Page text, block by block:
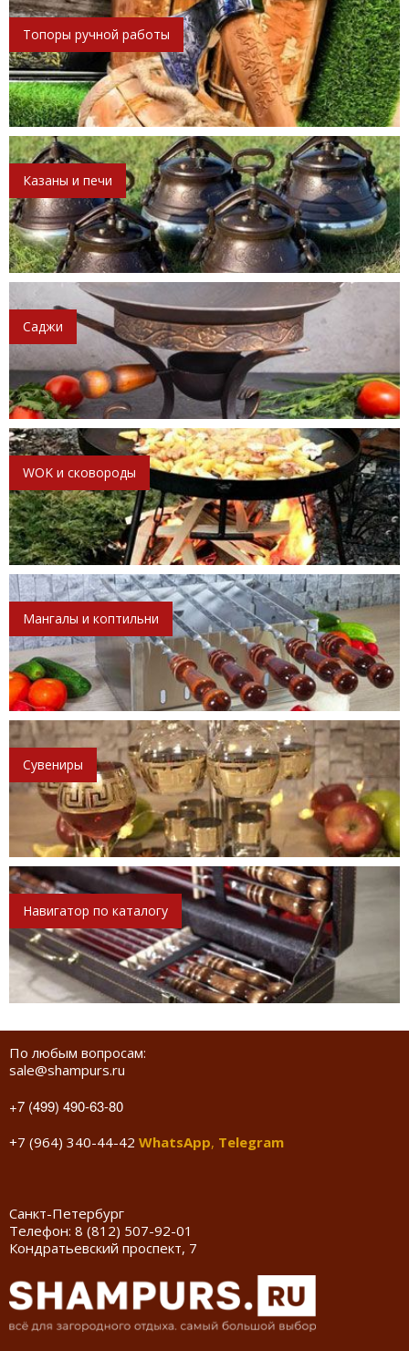
Топоры ручной работы
Казаны и печи
Саджи
WOK и сковороды
Мангалы и коптильни
Сувениры
Навигатор по каталогу
По любым вопросам:
sale@shampurs.ru
+7 (499) 490-63-80
+7 (964) 340-44-42 WhatsApp, Telegram
Санкт-Петербург
Телефон: 8 (812) 507-92-01
Кондратьевский проспект, 7